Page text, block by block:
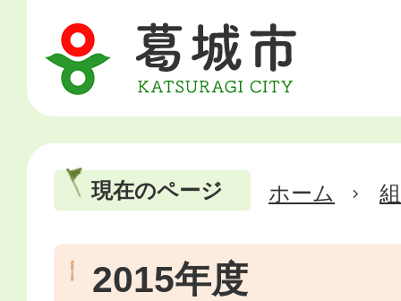
現在のページ ホーム
2015年度